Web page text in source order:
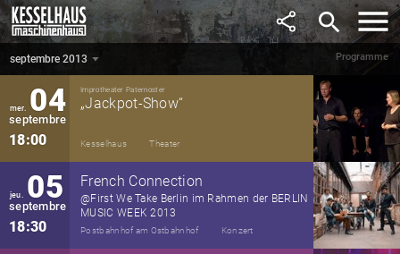
search
Programme
16:00 Kulturbrauerei Literatur
septembre 2013
mer. 04
septembre
18:00
Improtheater Paternoster
„Jackpot-Show“
Kesselhaus Theater
jeu. 05
septembre
18:30
French Connection
@First We Take Berlin im Rahmen der BERLIN
MUSIC WEEK 2013
Postbahnhof am Ostbahnhof Konzert
septembre 2013 ▼